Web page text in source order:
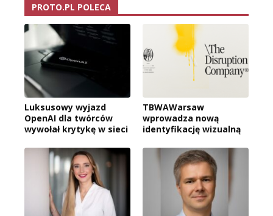
PROTO.PL POLECA
Luksusowy wyjazd
OpenAI dla twórców
wywołał krytykę w sieci
TBWAWarsaw
wprowadza nową
identyfikację wizualną